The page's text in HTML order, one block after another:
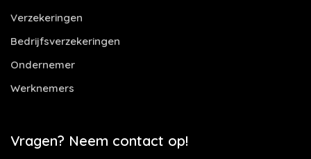
Verzekeringen
Bedrijfsverzekeringen
Ondernemer
Werknemers
Vragen? Neem contact op!